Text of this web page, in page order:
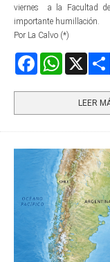
viernes a la Facultad
importante humillación.
Por La Calvo (*)
FacebookWhatsApp
LEER